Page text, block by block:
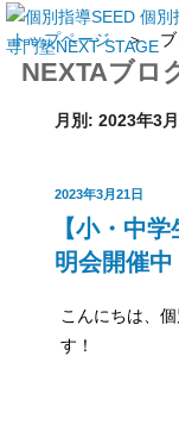
トップページ＞ ブ
NEXTAブロ
月別: 2023年3月
投
日:
2023年3月21日
【小・中
明会開催中
こんにちは、
す！